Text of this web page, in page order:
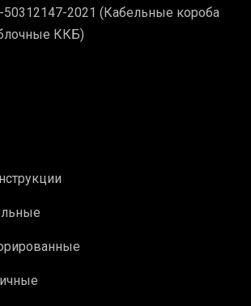
2021 (Кабельные короба
ККБ)